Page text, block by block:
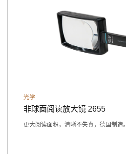
光学
非球面阅读放大镜 2655
更大阅读面积，清晰不失真，德国制造。